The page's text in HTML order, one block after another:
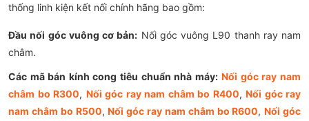
thống linh kiện kết nối chính hãng bao gồm:
Đầu nối góc vuông cơ bản: Nối góc vuông L90 thanh ray nam
châm.
Các mã bán kính cong tiêu chuẩn nhà máy: Nối góc ray nam
châm bo R300, Nối góc ray nam châm bo R400, Nối góc ray
nam châm bo R500,Nối góc ray nam châm bo R600,Nối góc